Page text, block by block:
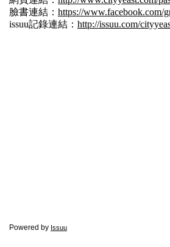
臉書連結： https://www.facebook.com/
issuu記錄連結： http://issuu.com/
Powered by Issuu